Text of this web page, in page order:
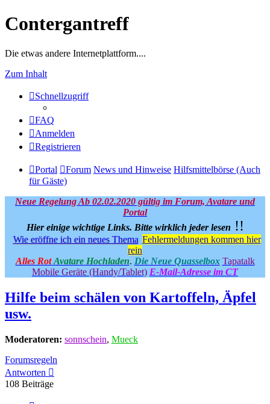
Contergantreff
Die etwas andere Internetplattform....
Zum Inhalt
Schnellzugriff
FAQ
Anmelden
Registrieren
Portal Forum News und Hinweise Hilfsmittelbörse (Auch
für Gäste)
Neue Regelung Ab 02.02.2020 gültig im Forum, Avatare und
Portal
Hier einige wichtige Links. Bitte wirklich jeder lesen !!
Wie eröffne ich ein neues Thema Fehlermeldungen kommen hier
rein
Alles Rot Avatare Hochladen. Die Neue Quasselbox Tapatalk
Mobile Geräte (Handy/Tablet) E-Mail-Adresse im CT
Hilfe beim schälen von Kartoffeln, Äpfel
usw.
Moderatoren: sonnschein, Mueck
Forumsregeln
Antworten
108 Beiträge